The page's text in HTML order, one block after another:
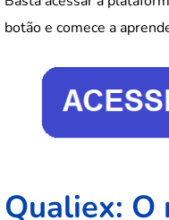
botão e comece a
Qualiex: O